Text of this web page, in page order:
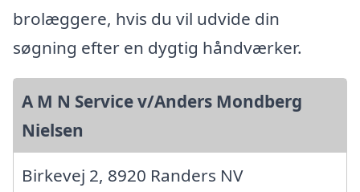
brolæggere, hvis du vil udvide din
søgning efter en dygtig håndværker.
A M N Service v/Anders Mondberg
Nielsen
Birkevej 2, 8920 Randers NV